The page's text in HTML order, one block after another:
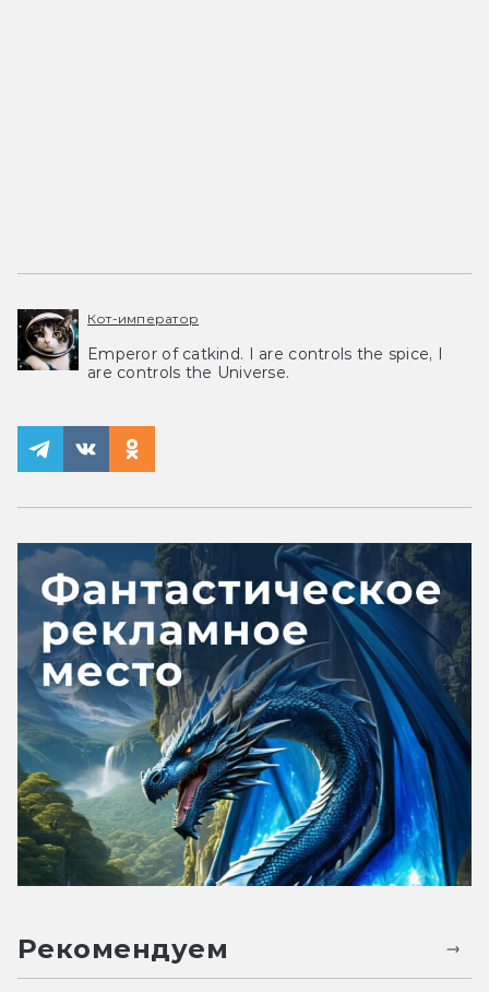
Кот-император
Emperor of catkind. I are controls the spice, I
are controls the Universe.
Рекомендуем